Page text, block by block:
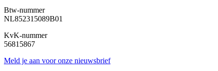
Btw-nummer
NL852315089B01
KvK-nummer
56815867
Meld je aan voor onze nieuwsbrief